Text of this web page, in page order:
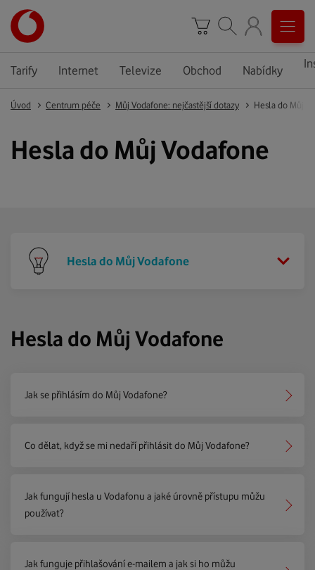
Tarify Internet Televize Obchod Nabídky
Úvod Centrum péče Můj Vodafone: nejčastější dotazy Hesla do Můj
Hesla do Můj Vodafone
Hesla do Můj Vodafone
Hesla do Můj Vodafone
Jak se přihlásím do Můj Vodafone?
Co dělat, když se mi nedaří přihlásit do Můj Vodafone?
Jak fungují hesla u Vodafonu a jaké úrovně přístupu můžu
používat?
Jak funguje přihlašování e-mailem a jak si ho můžu